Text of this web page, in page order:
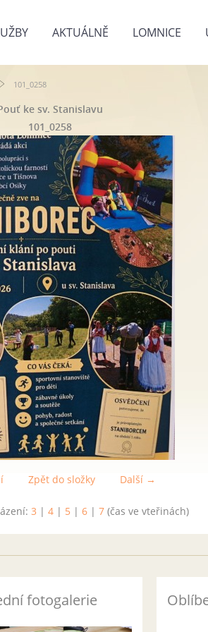
AKTUÁLNĚ LOMNICE
101_0258
ke sv. Stanislavu
101_0258
Další →
Zpět do složky
3 | 4 | 5 | 6 | 7 (čas ve vteřinách)
fotogalerie